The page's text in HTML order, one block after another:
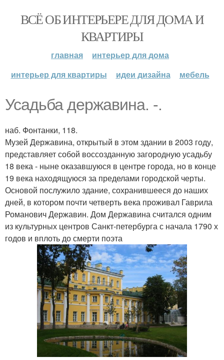
ВСЁ ОБ ИНТЕРЬЕРЕ ДЛЯ ДОМА И
КВАРТИРЫ
главная
интерьер для дома
интерьер для квартиры
идеи дизайна мебель
Усадьба державина. -.
наб. Фонтанки, 118.
Музей Державина, открытый в этом здании в 2003 году,
представляет собой воссозданную загородную усадьбу
18 века - ныне оказавшуюся в центре города, но в конце
19 века находящуюся за пределами городской черты.
Основой послужило здание, сохранившееся до наших
дней, в котором почти четверть века проживал Гаврила
Романович Державин. Дом Державина считался одним
из культурных центров Санкт-петербурга с начала 1790 х
годов и вплоть до смерти поэта